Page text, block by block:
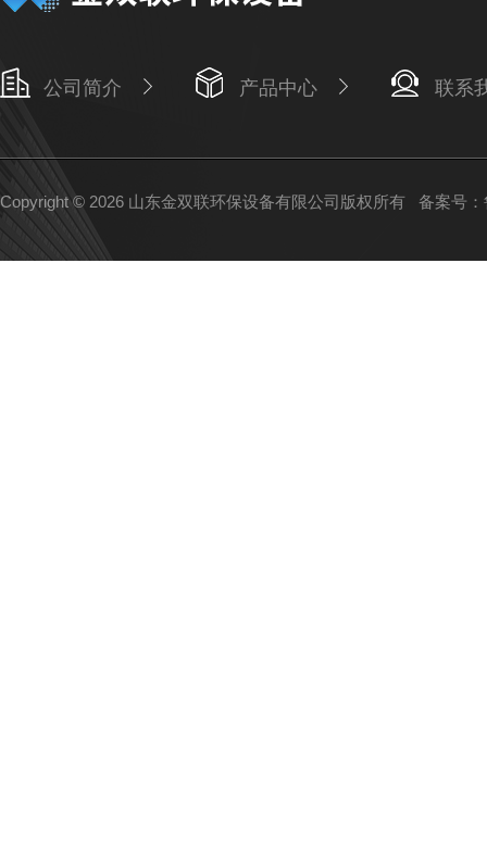
公司简介 产品中心 联系
Copyright © 2026 山东金双联环保设备有限公司版权所有 备案号